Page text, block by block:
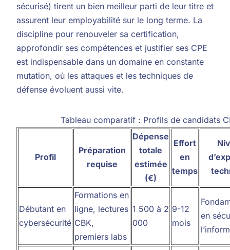
sécurisé) tirent un bien meilleur parti de leur titre et
assurent leur employabilité sur le long terme. La
discipline pour renouveler sa certification,
approfondir ses compétences et justifier ses CPE
est indispensable dans un domaine en constante
mutation, où les attaques et les techniques de
défense évoluent aussi vite.
Tableau comparatif : Profils de candidats
Profil
Préparation
requise
Dépense
totale
estimée
(€)
Effort
en
temps
Débutant en
cybersécurité
Formations en
ligne, lectures
CBK,
premiers labs
1 500 à 2
000
9-12
mois
en